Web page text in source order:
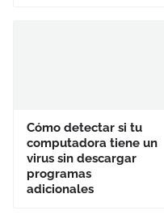
Cómo detectar si tu
computadora tiene un
virus sin descargar
programas
adicionales